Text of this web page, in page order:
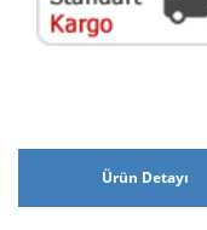
Ürün Detayı